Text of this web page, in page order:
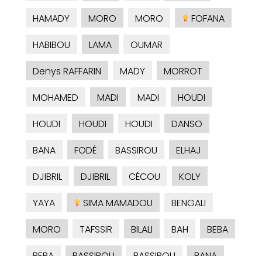
HAMADY
MORO MORO
FOFANA
HABIBOU
LAMA
OUMAR
Denys RAFFARIN
MADY
MORROT
MOHAMED
MADI MADI
HOUDI
HOUDI
HOUDI HOUDI
DANSO
BANA
FODÉ BASSIROU
ELHAJ
DJIBRIL
DJIBRIL CÉCOU
KOLY
YAYA
SIMA MAMADOU
BENGALI
MORO
TAFSSIR BILALI BAH
BEBA